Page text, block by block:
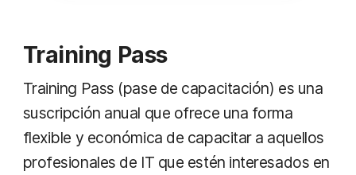
Training Pass
Training Pass (pase de capacitación) es una
suscripción anual que ofrece una forma
flexible y económica de capacitar a aquellos
profesionales de IT que estén interesados en